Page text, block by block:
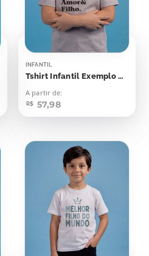
INFANTIL
Tshirt Infantil Exemplo & Parceiro & Amigo & Filho
A partir de:
R$ 57,98